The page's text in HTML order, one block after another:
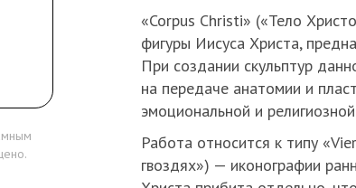
«Corpus Christi» («Тело
фигуры Иисуса Христа,
При создании скульптур
на передаче анатомии и
эмоциональной и
Работа относится к типу
гвоздях») — иконографии